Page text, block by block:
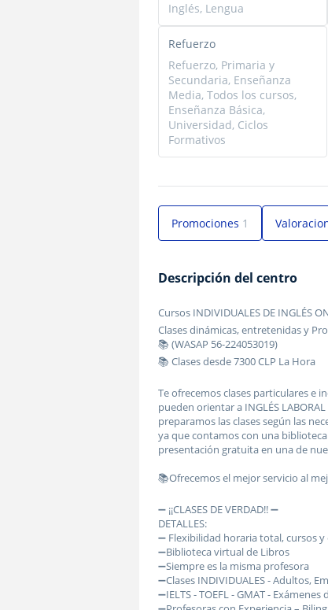
Inglés, Lengua
Refuerzo
Refuerzo, Primaria y
Secundaria, Enseñanza
Media, Todos los cursos,
Enseñanza Básica,
Universidad, Ciclos
Formativos
Promociones 1
Descripción del centro
Cursos INDIVIDUALES DE INGLÉS
Clases dinámicas, entretenidas y
📚 (WASAP 56-224053019)
📚 Clases desde 7300 CLP La Hora
Te ofrecemos clases particulares e
pueden orientar a INGLÉS
preparamos las clases según las
ya que contamos con una
presentación gratuita en una de
📚Ofrecemos el mejor servicio al
➖ ¡¡CLASES DE VERDAD!! ➖
DETALLES:
➖ Flexibilidad horaria total, cursos
➖Biblioteca virtual de Libros
➖Siempre es la misma profesora
➖Clases INDIVIDUALES - Adultos,
➖IELTS - TOEFL - GMAT -